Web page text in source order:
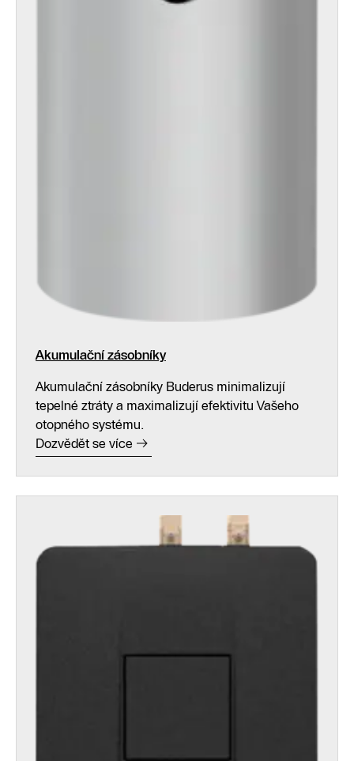
Akumulační zásobníky
Akumulační zásobníky Buderus minimalizují
tepelné ztráty a maximalizují efektivitu Vašeho
otopného systému.
Dozvědět se více